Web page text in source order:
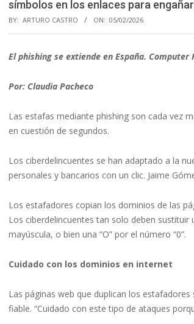
símbolos en los enlaces para
BY: ARTURO CASTRO ON: 05/02/2026
El phishing se extiende en España. Computer
Por: Claudia Pacheco
Las estafas mediante phishing son cada vez
en cuestión de segundos.
Los ciberdelincuentes se han adaptado a la
personales y bancarios con un clic. Jaime
Los estafadores copian los dominios de las
Los ciberdelincuentes tan solo deben sustituir
mayúscula, o bien una “O” por el número “0”.
Cuidado con los dominios en internet
Las páginas web que duplican los
fiable. “Cuidado con este tipo de ataques